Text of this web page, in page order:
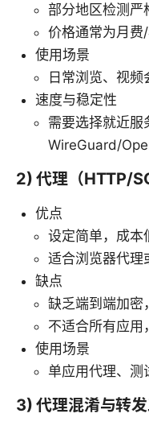
部分地区检测严
价格通常为月费
使用场景
日常浏览、视
速度与稳定性
需要选择就近服
WireGuard/
2) 代理（HTTP/
优点
设定简单，成本
适合浏览器代理
缺点
缺乏端到端加密
不适合所有应用
使用场景
单应用代理、测
3) 代理混淆与转